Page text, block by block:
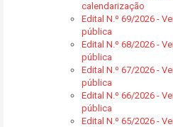
calendarização
Edital N.º 69/2026 -
pública
Edital N.º 68/2026 -
pública
Edital N.º 67/2026 -
pública
Edital N.º 66/2026 -
pública
Edital N.º 65/2026 -